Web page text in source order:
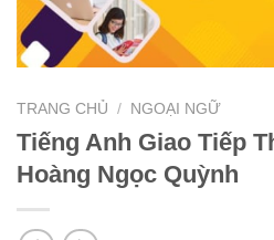
TRANG CHỦ / NGOẠI NGỮ
Tiếng Anh Giao Tiếp
Hoàng Ngọc Quỳnh